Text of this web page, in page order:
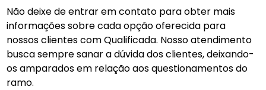
Não deixe de entrar em contato para obter mais
informações sobre cada opção oferecida para
nossos clientes com Qualificada. Nosso atendimento
busca sempre sanar a dúvida dos clientes, deixando-
os amparados em relação aos questionamentos do
ramo.